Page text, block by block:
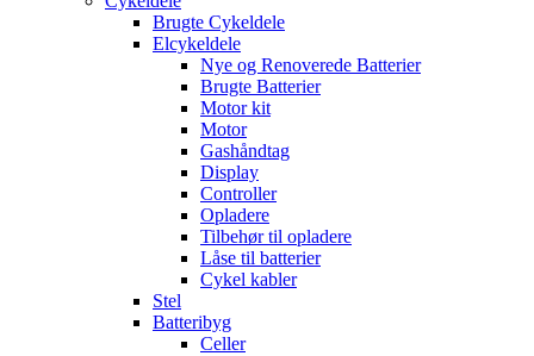
Brugte Cykeldele
Elcykeldele
Nye og Renoverede Batterier
Brugte Batterier
Motor kit
Motor
Gashåndtag
Display
Controller
Opladere
Tilbehør til opladere
Låse til batterier
Cykel kabler
Stel
Batteribyg
Celler